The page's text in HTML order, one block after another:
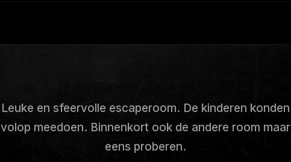
Leuke en sfeervolle escaperoom. De kinderen konden
volop meedoen. Binnenkort ook de andere room maar
eens proberen.